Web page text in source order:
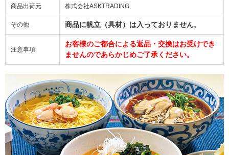
商品出荷元 株式会社ASKTRADING
その他 商品に帆立（具材）は入っておりません。
注意事項
お客様のご都合による返品・交換はお受けでき
ませんのであらかじめご了承ください。